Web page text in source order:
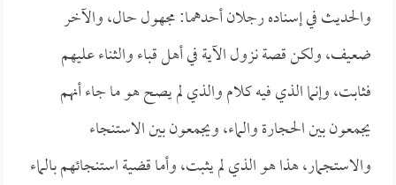
والحديث في إسناده رجلان أحدهما: مجهول حال، والآخر
ضعيف، ولكن قصة نزول الآية في أهل قباء والثناء عليهم
فثابت، وإنما الذي فيه كلام والذي لم يصح هو ما جاء أنهم
يجمعون بين الحجارة والماء، ويجمعون بين الاستنجاء
والاستجمار، هذا هو الذي لم يثبت، وأما قضية استنجائهم بالماء